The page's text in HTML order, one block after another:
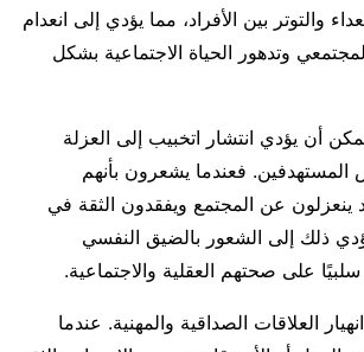
والتوتر بين الأفراد، مما يؤدي إلى انعدام
وتدهور الحياة الاجتماعية بشكل
أن يؤدي انتشار اتخبيب إلى العزلة
المستهدفين. فعندما يشعرون بأنهم
ينعزلون عن المجتمع ويفقدون الثقة في
ذلك إلى الشعور بالضيق النفسي
سلبيًا على صحتهم العقلية والاجتماعية.
العلاقات الصداقية والمهنية. عندما